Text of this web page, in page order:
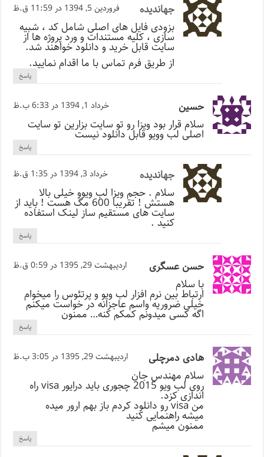
جهاندیده فروردین 5, 1394 در 11:59 ق.ظ
بزودی فایل های اصلی شامل کد ، شبیه
سازی ، کلیه مستندات و ورد پروژه ها از
سایت قابل خرید و دانلود خواهند شد.
از طریق فرم تماس با ما اقدام نمایید.
پاسخ
حسین خرداد 1, 1394 در 6:33 ب.ظ
سلام قرار بود ویزا رو تو سایت بزارین تو سایت
اصلی لب وویو قابل دانلود نیست
پاسخ
جهاندیده خرداد 3, 1394 در 1:35 ق.ظ
سلام . حجم ویزا لب ویوو خیلی بالا
هستش ! تقریبا 600 مگ هست ! باید از
سایت های مستقیم ساز لینک استفاده
کنید .
پاسخ
حسن عسگری اردیبهشت 29, 1395 در 0:59 ق.ظ
با سلام
ارتباط بین نرم افزار لب ویو و پرتئوس را میخوام
خیلی ضروریه واسم عاجزانه در خواست میکنم
اگه کسی میدونم کمکم کنه… ممنون
پاسخ
هادی دمرچلی اردیبهشت 29, 1395 در 3:05 ب.ظ
سلام مهندس جان
روی لب ویو 2015 چجوری باید درایور visa راه
اندازی کزد.
من visa رو دانلود کردم باز بهم ارور میده
میشه راهنمایی کنید
ممنون میشم
پاسخ